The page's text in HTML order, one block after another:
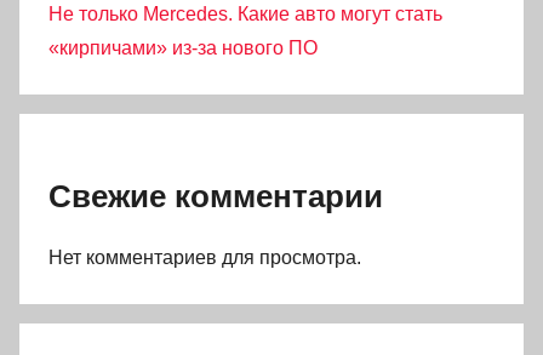
Не только Mercedes. Какие авто могут стать
«кирпичами» из-за нового ПО
Свежие комментарии
Нет комментариев для просмотра.